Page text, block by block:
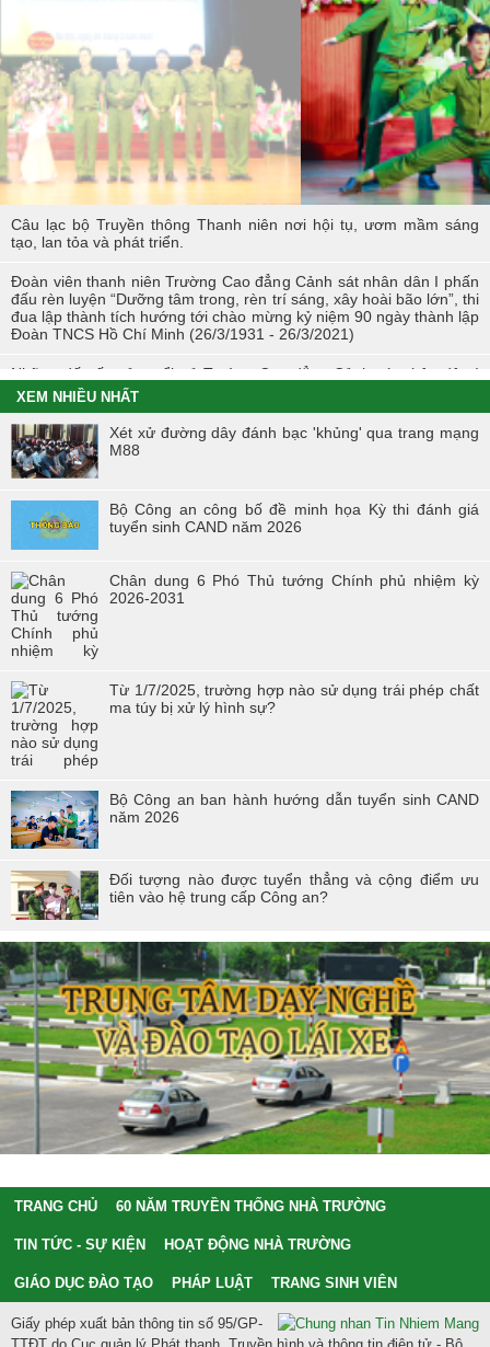
Hội thi tìm hiểu, sáng kiến về phòng, chống tác hại của thuốc lá
trong tuổi trẻ Trường Cao đẳng Cảnh sát nhân dân I
Tuổi trẻ Trường Cao đẳng CSND I tích cực triển khai đề án 06 của
Chính phủ
Câu lạc bộ Truyền thông Thanh niên nơi hội tụ, ươm mầm sáng
tạo, lan tỏa và phát triển.
Đoàn viên thanh niên Trường Cao đẳng Cảnh sát nhân dân I phấn
đấu rèn luyện “Dưỡng tâm trong, rèn trí sáng, xây hoài bão lớn”, thi
đua lập thành tích hướng tới chào mừng kỷ niệm 90 ngày thành lập
Đoàn TNCS Hồ Chí Minh (26/3/1931 - 26/3/2021)
Những dấu ấn của tuổi trẻ Trường Cao đẳng Cảnh sát nhân dân I
trong Tháng Thanh niên 2021
Chiến dịch tình nguyện mùa đông năm 2020 và Xuân biên cương
năm 2021 trong tuổi trẻ Trường Cao đẳng Cảnh sát nhân dân I
đoàn tại Hội thi “Đoàn viên Công đoàn Tổng cục Chính trị CAND
học tập và làm theo tư tưởng, đạo đức, phong cách Hồ Chí Minh” -
khu vực phía Bắc
Hội thi “Người chiến sĩ Cảnh sát thanh lịch, tài năng” lần thứ 2 năm
2017.
XEM NHIỀU NHẤT
Xét xử đường dây đánh bạc 'khủng' qua trang mạng
M88
Bộ Công an công bố đề minh họa Kỳ thi đánh giá
tuyển sinh CAND năm 2026
Chân dung 6 Phó Thủ tướng Chính phủ nhiệm kỳ
2026-2031
Từ 1/7/2025, trường hợp nào sử dụng trái phép chất
ma túy bị xử lý hình sự?
Bộ Công an ban hành hướng dẫn tuyển sinh CAND
năm 2026
Đối tượng nào được tuyển thẳng và cộng điểm ưu
tiên vào hệ trung cấp Công an?
TRANG CHỦ 60 NĂM TRUYỀN THỐNG NHÀ TRƯỜNG
TIN TỨC - SỰ KIỆN HOẠT ĐỘNG NHÀ TRƯỜNG
GIÁO DỤC ĐÀO TẠO PHÁP LUẬT TRANG SINH VIÊN
Giấy phép xuất bản thông tin số 95/GP-